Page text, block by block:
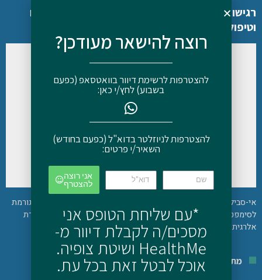
רגישות להיסטמין (אי-סבילות להיסטמין)? – גורמים
וטיפול
אי-סבילות להיסטמין היא תסמונת חדשה יחסית ועדיין לא מוכרת. היא גורמת
לסימפטומים מגוונים, כגון: בעיות עיכול, מיגרנות, דפיקות לב, גרד, החמרת
אלרגית, כאבים ועוד
מתכונים
רוצה להישאר מעודכן?
להצטרפות לרשימת דיוור בוואטסאפ (כפעם
בשבוע) לחץ/י כאן:
להצטרפות לניוזלטר בדוא"ל (כפעם בחודש)
השאיר/י פרטים:
אני רוצה
להצטרף
*עם שליחת הטופס אני
מסכים/ה לקבלת דיוור מ-
HealthMe ושיטת צופיה.
אוכל לבטל זאת בכל עת.